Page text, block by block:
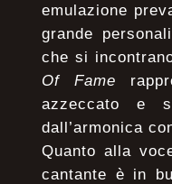
emulazione
grande
che si
Of Fame
azzeccato e
dall’armonica
Quanto alla
cantante è in